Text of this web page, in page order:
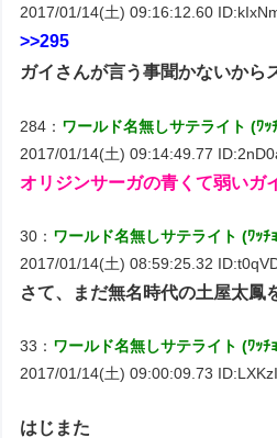
2017/01/14(土) 09:16:12.60
>>295
ガイさんが言う事聞かないから
284： ワールド名無しサテライト (ﾜ
2017/01/14(土) 09:14:49.77
オリジンサーガの青くて弱いガ
30： ワールド名無しサテライト (ﾜｯ
2017/01/14(土) 08:59:25.32
さて、まだ無名時代の土屋太鳳
33： ワールド名無しサテライト (ﾜｯﾁ
2017/01/14(土) 09:00:09.73
はじまた